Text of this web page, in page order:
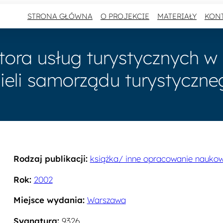
STRONA GŁÓWNA O PROJEKCIE MATERIAŁY
usług turystycznych
samorządu
Rodzaj publikacji: książka/ inne opracowanie
Rok: 2002
Miejsce wydania: Warszawa
Sygnatura:9326